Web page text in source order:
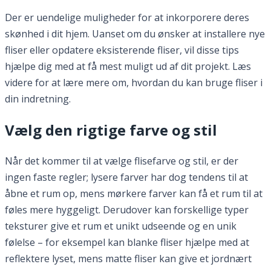
Der er uendelige muligheder for at inkorporere deres
skønhed i dit hjem. Uanset om du ønsker at installere nye
fliser eller opdatere eksisterende fliser, vil disse tips
hjælpe dig med at få mest muligt ud af dit projekt. Læs
videre for at lære mere om, hvordan du kan bruge fliser i
din indretning.
Vælg den rigtige farve og stil
Når det kommer til at vælge flisefarve og stil, er der
ingen faste regler; lysere farver har dog tendens til at
åbne et rum op, mens mørkere farver kan få et rum til at
føles mere hyggeligt. Derudover kan forskellige typer
teksturer give et rum et unikt udseende og en unik
følelse – for eksempel kan blanke fliser hjælpe med at
reflektere lyset, mens matte fliser kan give et jordnært